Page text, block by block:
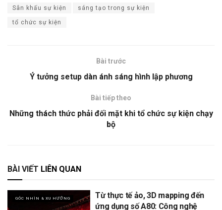
Sân khấu sự kiện sáng tạo trong sự kiện
tổ chức sự kiện
Bài trước
Ý tưởng setup dàn ánh sáng hình lập phương
Bài tiếp theo
Những thách thức phải đối mặt khi tổ chức sự kiện chạy
bộ
BÀI VIẾT LIÊN QUAN
GÓC NHÌN & XU HƯỚNG
Từ thực tế ảo, 3D mapping đến
ứng dụng số A80: Công nghệ